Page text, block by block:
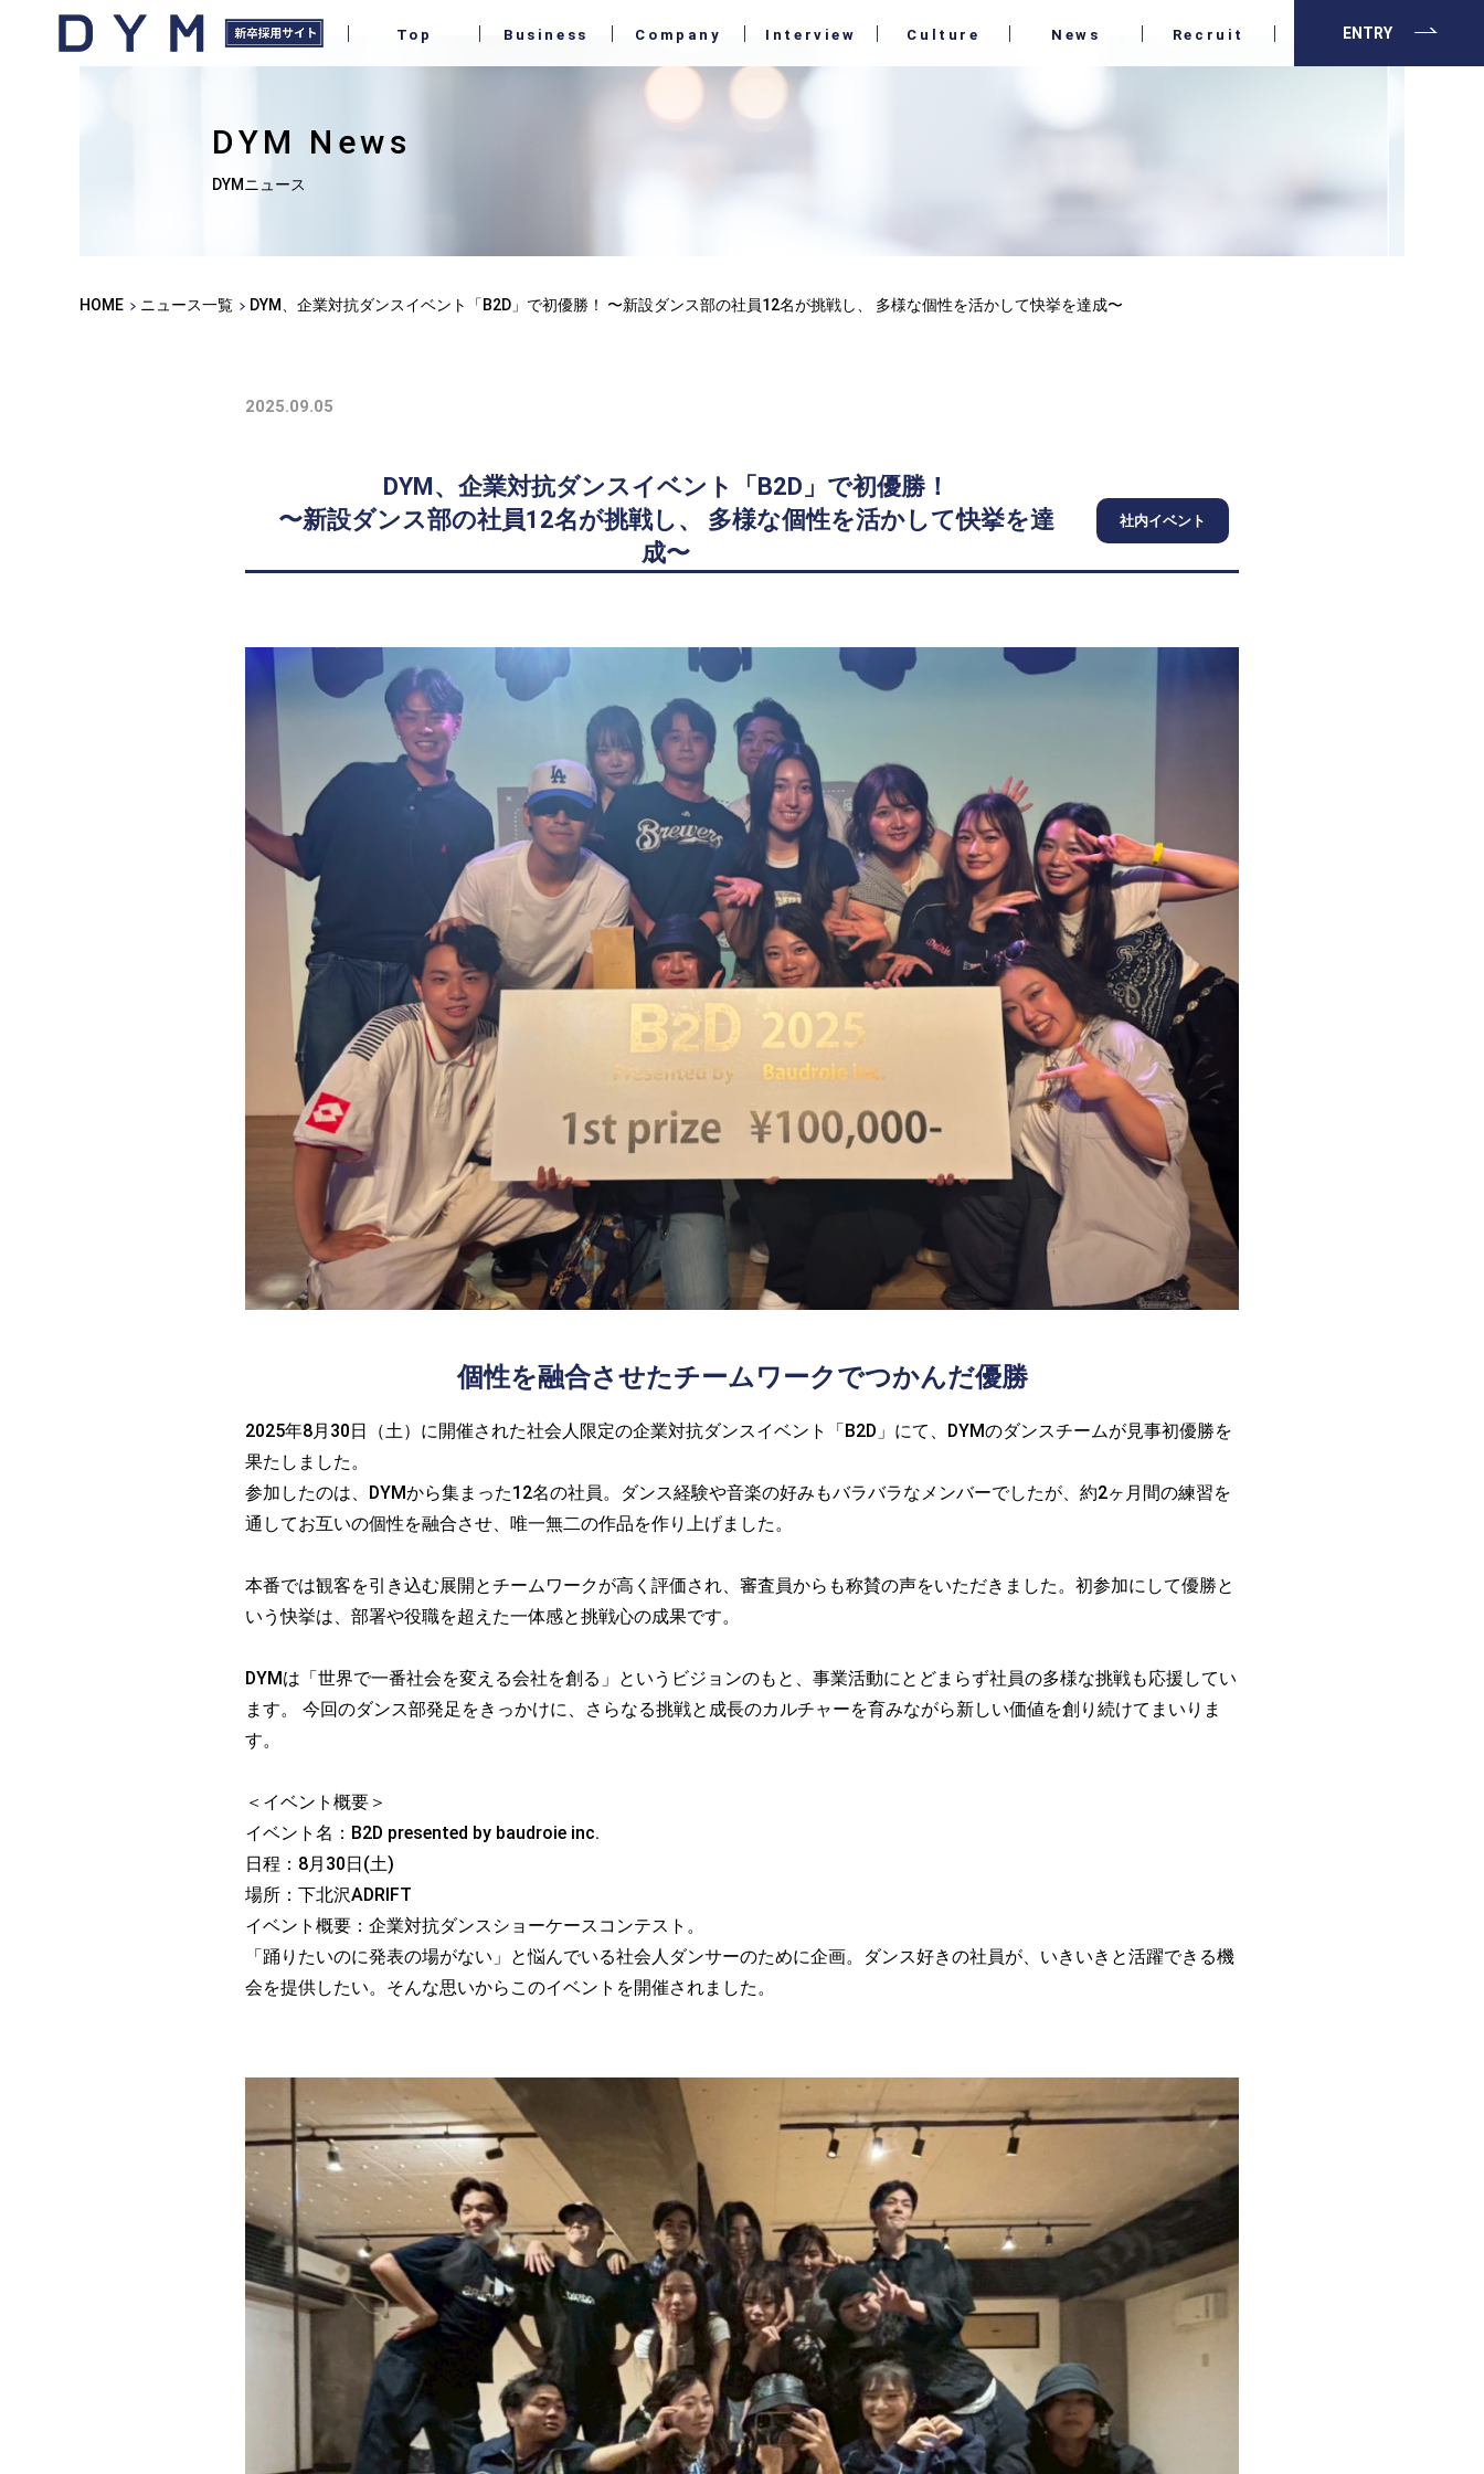
Top Business Company Interview Culture News Recruit ENTRY
DYMニュース
DYM News
HOME ニュース一覧 DYM、企業対抗ダンスイベント「B2D」で初優勝！ 〜新設ダンス部の社員12名が挑戦し、 多様な個性を活かして快挙を達成〜
2025.09.05
DYM、企業対抗ダンスイベント「B2D」で初優勝！
〜新設ダンス部の社員12名が挑戦し、 多様な個性を活かして快挙を達
成〜
社内イベント
個性を融合させたチームワークでつかんだ優勝
2025年8月30日（土）に開催された社会人限定の企業対抗ダンスイベント「B2D」にて、DYMのダンスチームが見事初優勝を
果たしました。
参加したのは、DYMから集まった12名の社員。ダンス経験や音楽の好みもバラバラなメンバーでしたが、約2ヶ月間の練習を
通してお互いの個性を融合させ、唯一無二の作品を作り上げました。
本番では観客を引き込む展開とチームワークが高く評価され、審査員からも称賛の声をいただきました。初参加にして優勝と
いう快挙は、部署や役職を超えた一体感と挑戦心の成果です。
DYMは「世界で一番社会を変える会社を創る」というビジョンのもと、事業活動にとどまらず社員の多様な挑戦も応援してい
ます。 今回のダンス部発足をきっかけに、さらなる挑戦と成長のカルチャーを育みながら新しい価値を創り続けてまいりま
す。
＜イベント概要＞
イベント名：B2D presented by baudroie inc.
日程：8月30日(土)
場所：下北沢ADRIFT
イベント概要：企業対抗ダンスショーケースコンテスト。
「踊りたいのに発表の場がない」と悩んでいる社会人ダンサーのために企画。ダンス好きの社員が、いきいきと活躍できる機
会を提供したい。そんな思いからこのイベントを開催されました。